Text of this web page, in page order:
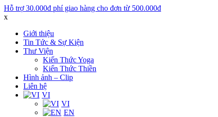
Hỗ trợ 30.000đ phí giao hàng cho đơn từ 500.000đ
x
Giới thiệu
Tin Tức & Sự Kiện
Thư Viện
Kiến Thức Yoga
Kiến Thức Thiền
Hình ảnh – Clip
Liên hệ
VI
VI
EN